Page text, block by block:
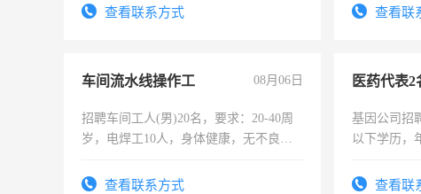
查看联系方式 查看联
车间流水线操作工 08月06日
招聘车间工人(男)20名，要求：20-40周
岁，电焊工10人，身体健康，无不良嗜
宿，免费发放劳保用品，两班倒，每月
查看联系方式
医药代表2
基因公司招
以下学历，
表或者有医
查看联